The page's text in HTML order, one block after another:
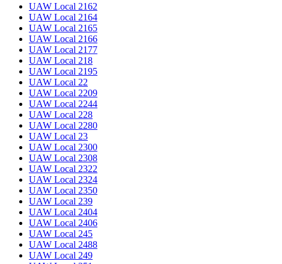
UAW Local 2162
UAW Local 2164
UAW Local 2165
UAW Local 2166
UAW Local 2177
UAW Local 218
UAW Local 2195
UAW Local 22
UAW Local 2209
UAW Local 2244
UAW Local 228
UAW Local 2280
UAW Local 23
UAW Local 2300
UAW Local 2308
UAW Local 2322
UAW Local 2324
UAW Local 2350
UAW Local 239
UAW Local 2404
UAW Local 2406
UAW Local 245
UAW Local 2488
UAW Local 249